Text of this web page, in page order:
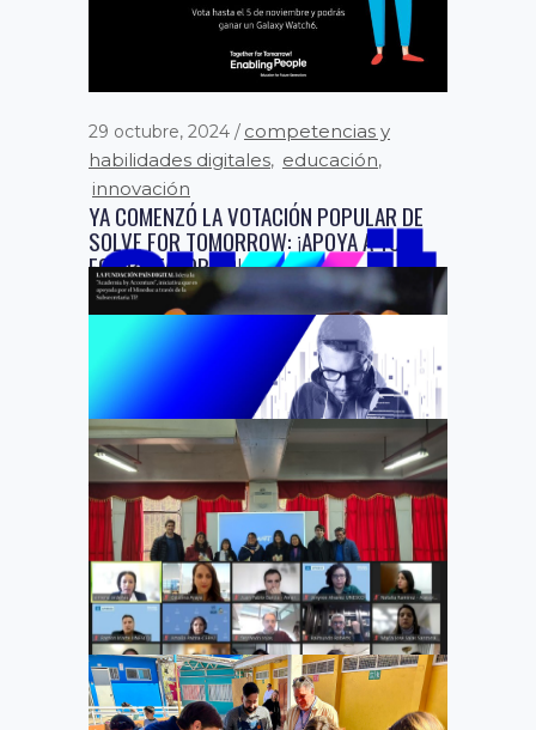
29 octubre, 2024
competencias y
habilidades digitales, educación,
innovación
YA COMENZÓ LA VOTACIÓN POPULAR DE
SOLVE FOR TOMORROW: ¡APOYA A TU
EQUIPO FAVORITO!
Del 29 de octubre al 5 de noviembre,
el público podrá apoyar a los 5
equipos en...